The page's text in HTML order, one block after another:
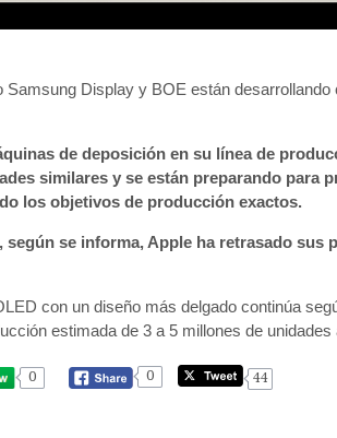
Samsung Display y BOE están
de deposición en su línea de
similares y se están preparando para
los objetivos de producción exactos.
se informa, Apple ha retrasado sus
con un diseño más delgado continúa
estimada de 3 a 5 millones de unidades
0 0 44